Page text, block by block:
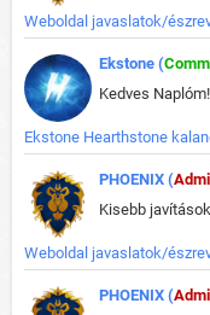
Weboldal javaslatok/
Ekstone (
Kedves Naplóm!
Ekstone Hearthstone
PHOENIX (
Kisebb
Weboldal javaslatok/
PHOENIX (